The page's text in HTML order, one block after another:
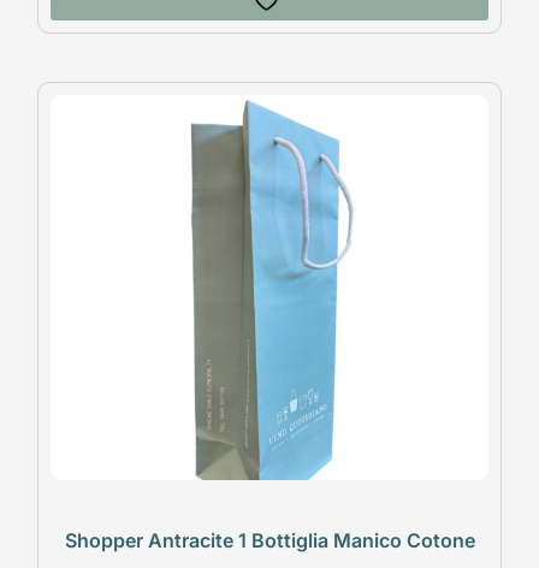
Shopper Antracite 1 Bottiglia Manico Cotone